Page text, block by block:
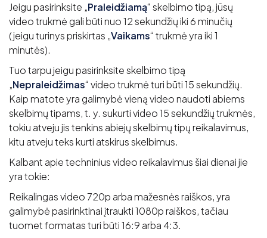
Jeigu pasirinksite „Praleidžiamą“ skelbimo tipą, jūsų
video trukmė gali būti nuo 12 sekundžių iki 6 minučių
(jeigu turinys priskirtas „Vaikams“ trukmė yra iki 1
minutės).
Tuo tarpu jeigu pasirinksite skelbimo tipą
„Nepraleidžimas“ video trukmė turi būti 15 sekundžių.
Kaip matote yra galimybė vieną video naudoti abiems
skelbimų tipams, t. y. sukurti video 15 sekundžių trukmės,
tokiu atveju jis tenkins abiejų skelbimų tipų reikalavimus,
kitu atveju teks kurti atskirus skelbimus.
Kalbant apie techninius video reikalavimus šiai dienai jie
yra tokie:
Reikalingas video 720p arba mažesnės raiškos, yra
galimybė pasirinktinai įtraukti 1080p raiškos, tačiau
tuomet formatas turi būti 16:9 arba 4:3.